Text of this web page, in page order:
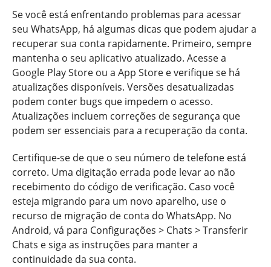
Se você está enfrentando problemas para acessar
seu WhatsApp, há algumas dicas que podem ajudar a
recuperar sua conta rapidamente. Primeiro, sempre
mantenha o seu aplicativo atualizado. Acesse a
Google Play Store ou a App Store e verifique se há
atualizações disponíveis. Versões desatualizadas
podem conter bugs que impedem o acesso.
Atualizações incluem correções de segurança que
podem ser essenciais para a recuperação da conta.
Certifique-se de que o seu número de telefone está
correto. Uma digitação errada pode levar ao não
recebimento do código de verificação. Caso você
esteja migrando para um novo aparelho, use o
recurso de migração de conta do WhatsApp. No
Android, vá para Configurações > Chats > Transferir
Chats e siga as instruções para manter a
continuidade da sua conta.